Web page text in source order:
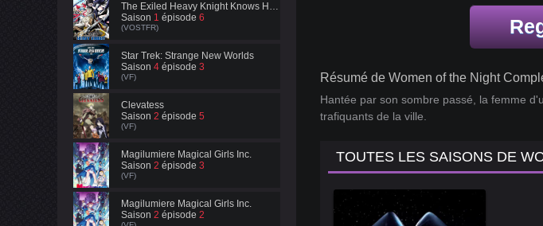
The Exiled Heavy Knight Knows How to Game the System
Saison 1 épisode 6
(VOSTFR)
Star Trek: Strange New Worlds
Saison 4 épisode 3
(VF)
Clevatess
Saison 2 épisode 5
(VF)
Magilumiere Magical Girls Inc.
Saison 2 épisode 3
(VF)
Magilumiere Magical Girls Inc.
Saison 2 épisode 2
Résumé de Women of the Night
Hantée par son sombre passé, la femme
trafiquants de la ville.
TOUTES LES SAISONS DE